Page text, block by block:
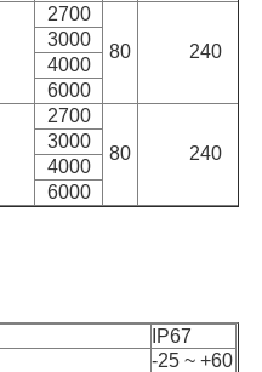
2700
80
240
3000
4000
6000
2700
80
240
3000
4000
6000
IP67
-25 ~ +60